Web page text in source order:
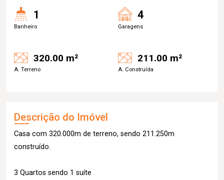
1
Banheiro
4
Garagens
320.00 m²
A. Terreno
211.00 m²
A. Construída
Descrição do Imóvel
Casa com 320.000m de terreno, sendo 211.250m
construído.
3 Quartos sendo 1 suíte